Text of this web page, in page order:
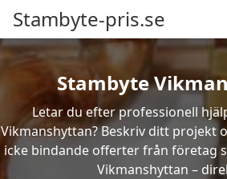
Stambyte-pris.se
Stambyte
Letar du efter professionell
Vikmanshyttan? Beskriv ditt projekt
icke bindande offerter från företag
Vikmanshyttan –